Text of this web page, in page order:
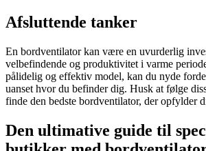
Afsluttende tanker
En bordventilator kan være en uvurderlig
velbefindende og produktivitet i varme
pålidelig og effektiv model, kan du nyde
uanset hvor du befinder dig. Husk at følge
finde den bedste bordventilator, der opfylder
Den ultimative guide til